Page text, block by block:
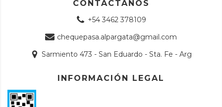
CONTACTANOS
+54 3462 378109
chequepasa.alpargata@gmail.com
Sarmiento 473 - San Eduardo - Sta. Fe - Arg
INFORMACIÓN LEGAL